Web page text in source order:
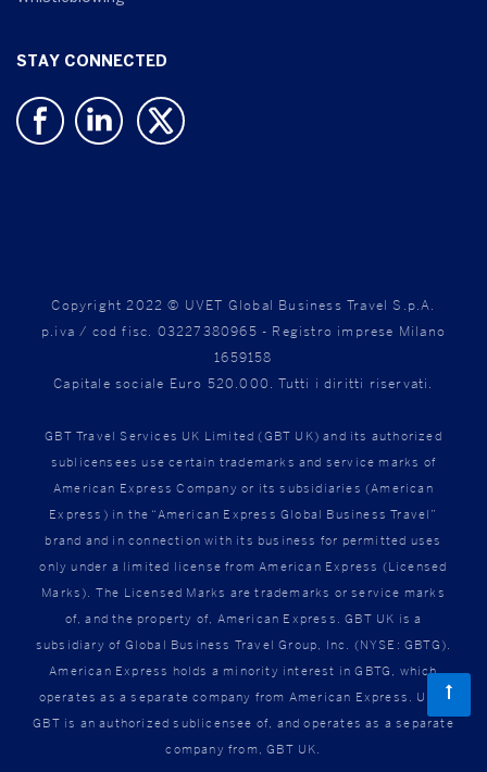
STAY CONNECTED
Copyright 2022 © UVET Global Business Travel S.p.A.
p.iva / cod fisc. 03227380965 - Registro imprese Milano
1659158
Capitale sociale Euro 520.000. Tutti i diritti riservati.
GBT Travel Services UK Limited (GBT UK) and its authorized
sublicensees use certain trademarks and service marks of
American Express Company or its subsidiaries (American
Express) in the “American Express Global Business Travel”
brand and in connection with its business for permitted uses
only under a limited license from American Express (Licensed
Marks). The Licensed Marks are trademarks or service marks
of, and the property of, American Express. GBT UK is a
subsidiary of Global Business Travel Group, Inc. (NYSE: GBTG).
American Express holds a minority interest in GBTG, which
operates as a separate company from American Express. Uvet
GBT is an authorized sublicensee of, and operates as a separate
company from, GBT UK.